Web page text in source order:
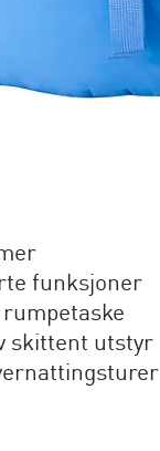
funksjoner
rumpetaske
skittent utstyr